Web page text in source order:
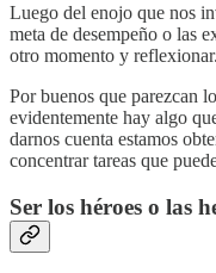
Luego del enojo que nos
meta de desempeño o las
otro momento y reflexionar.
Por buenos que parezcan
evidentemente hay algo
darnos cuenta estamos
concentrar tareas que
Ser los héroes o las